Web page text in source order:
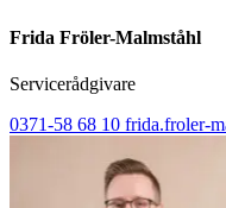
Frida Fröler-Malmståhl
Servicerådgivare
0371-58 68 10 frida.froler-